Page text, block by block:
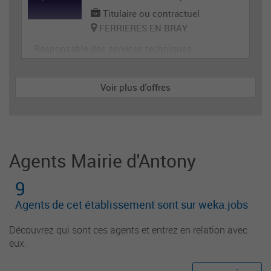
Titulaire ou contractuel
FERRIERES EN BRAY
Voir plus d'offres
Agents Mairie d'Antony
9
Agents de cet établissement sont sur weka.jobs
Découvrez qui sont ces agents et entrez en relation avec
eux.